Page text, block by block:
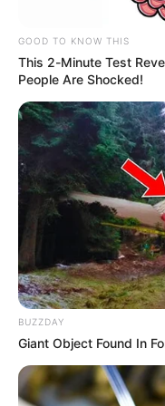
Alcaldía de Bogotá
Salón de clases
Por: Katy Sánchez
Julio 7, 2021
GOOD TO KNOW THIS
This 2-Minute Test
People Are Shocked!
BUZZDAY
Giant Object Found In